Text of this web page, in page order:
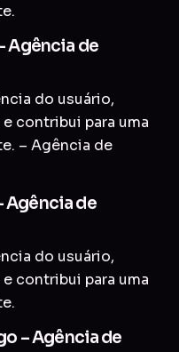
Agência de
do usuário,
contribui para uma
– Agência de
Agência de
do usuário,
contribui para uma
– Agência de